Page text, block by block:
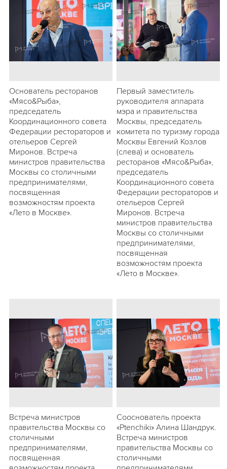
Основатель ресторанов
«Мясо&Рыба»,
председатель
Координационного совета
Федерации рестораторов и
отельеров Сергей
Миронов. Встреча
министров правительства
Москвы со столичными
предпринимателями,
посвященная
возможностям проекта
«Лето в Москве».
Первый заместитель
руководителя аппарата
мэра и правительства
Москвы, председатель
комитета по туризму города
Москвы Евгений Козлов
(слева) и основатель
ресторанов «Мясо&Рыба»,
председатель
Координационного совета
Федерации рестораторов и
отельеров Сергей
Миронов. Встреча
министров правительства
Москвы со столичными
предпринимателями,
посвященная
возможностям проекта
«Лето в Москве».
Встреча министров
правительства Москвы со
столичными
предпринимателями,
посвященная
Сооснователь проекта
«Ptenchiki» Алина Шандрук.
Встреча министров
правительства Москвы со
столичными